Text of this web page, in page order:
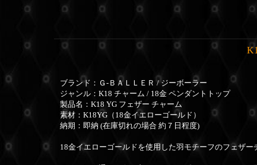
ブランド：Ｇ-ＢＡＬＬＥＲ / ジーボーラー
ジャンル：K18 チャーム / 18金 ペンダントトップ
製品名：K18 YG フェザー チャーム
素材：K18YG（18金イエローゴールド）
納期：即納 (在庫切れの場合 約７日程度)
18金イエローゴールドを使用した羽モチーフのフェザ